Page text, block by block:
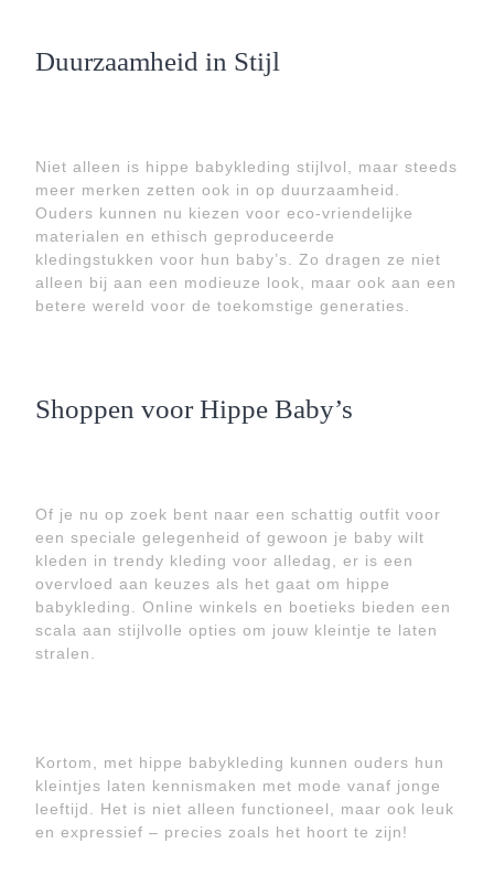
Duurzaamheid in Stijl
Niet alleen is hippe babykleding stijlvol, maar steeds
meer merken zetten ook in op duurzaamheid.
Ouders kunnen nu kiezen voor eco-vriendelijke
materialen en ethisch geproduceerde
kledingstukken voor hun baby’s. Zo dragen ze niet
alleen bij aan een modieuze look, maar ook aan een
betere wereld voor de toekomstige generaties.
Shoppen voor Hippe Baby’s
Of je nu op zoek bent naar een schattig outfit voor
een speciale gelegenheid of gewoon je baby wilt
kleden in trendy kleding voor alledag, er is een
overvloed aan keuzes als het gaat om hippe
babykleding. Online winkels en boetieks bieden een
scala aan stijlvolle opties om jouw kleintje te laten
stralen.
Kortom, met hippe babykleding kunnen ouders hun
kleintjes laten kennismaken met mode vanaf jonge
leeftijd. Het is niet alleen functioneel, maar ook leuk
en expressief – precies zoals het hoort te zijn!